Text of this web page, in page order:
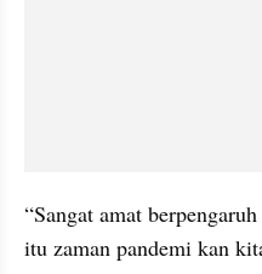
“Sangat amat
itu zaman pandemi kan